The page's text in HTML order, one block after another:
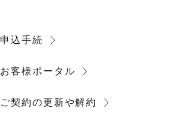
申込手続
お客様ポータル
ご契約の更新や解約